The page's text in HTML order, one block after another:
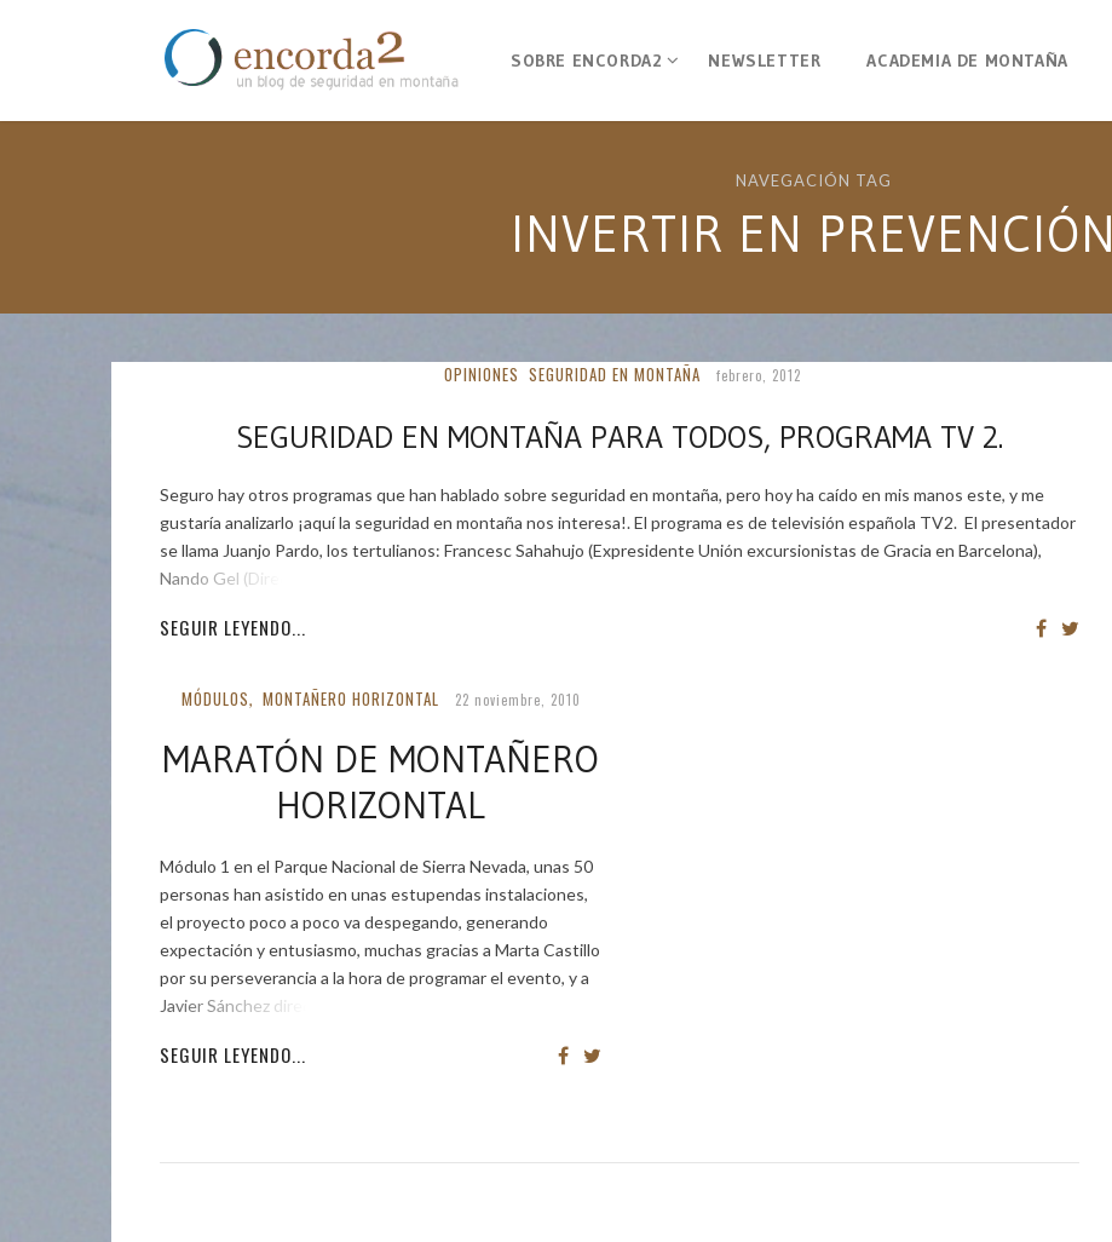
SOBRE ENCORDA2 NEWSLETTER ACADEMIA DE MONTAÑA
NAVEGACIÓN TAG
INVERTIR EN PREVENCIÓN
OPINIONES SEGURIDAD EN MONTAÑA febrero, 2012
SEGURIDAD EN MONTAÑA PARA TODOS, PROGRAMA TV 2.
Seguro hay otros programas que han hablado sobre seguridad en montaña, pero hoy ha caído en mis manos este, y me
gustaría analizarlo ¡aquí la seguridad en montaña nos interesa!. El programa es de televisión española TV2. El presentador
se llama Juanjo Pardo, los tertulianos: Francesc Sahahujo (Expresidente Unión excursionistas de Gracia en Barcelona),
Nando Gel (Director […]
SEGUIR LEYENDO...
MÓDULOS, MONTAÑERO HORIZONTAL 22 noviembre, 2010
MARATÓN DE MONTAÑERO
HORIZONTAL
Módulo 1 en el Parque Nacional de Sierra Nevada, unas 50
personas han asistido en unas estupendas instalaciones,
el proyecto poco a poco va despegando, generando
expectación y entusiasmo, muchas gracias a Marta Castillo
por su perseverancia a la hora de programar el evento, y a
Javier Sánchez director del
SEGUIR LEYENDO...